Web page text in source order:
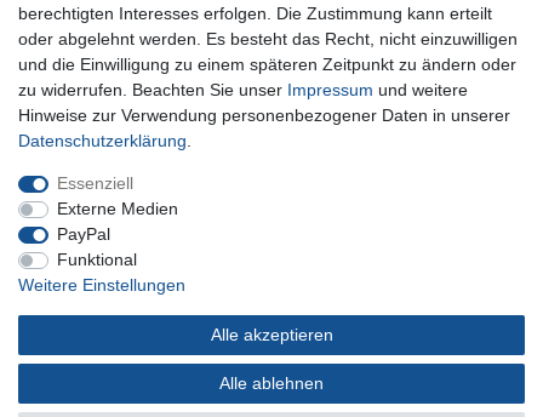
Impressum
Datenschutzerklärung
AGB
Kontakt
Infos Ratenkauf mit easyCredit
Qualität made in Germany
Schnelle & sichere Lieferung
Ideal für Selbermacher (DIY)
Widerrufs­recht
AGB Kontakt
berechtigten Interesses erfolgen. Die Zustimmung kann erteilt
oder abgelehnt werden. Es besteht das Recht, nicht einzuwilligen
und die Einwilligung zu einem späteren Zeitpunkt zu ändern oder
zu widerrufen. Beachten Sie unser Impressum und weitere
Hinweise zur Verwendung personenbezogener Daten in unserer
Daten­schutz­erklärung
Essenziell
Externe Medien
PayPal
Funktional
Weitere Einstellungen
Alle akzeptieren
Alle ablehnen